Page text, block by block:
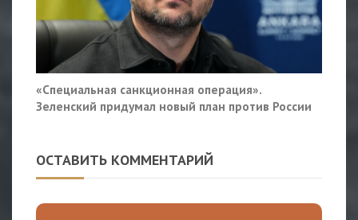
«Специальная санкционная операция».
Зеленский придумал новый план против России
ОСТАВИТЬ КОММЕНТАРИЙ